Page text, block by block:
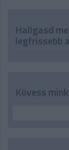
Hallgasd
legfrissebb
Kövess